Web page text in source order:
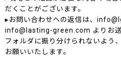
だくことがございます。
▸お問い合わせへの返信は、
info@lasting-green.com よりお
フォルダに振り分けられないよう
お願いいたします。